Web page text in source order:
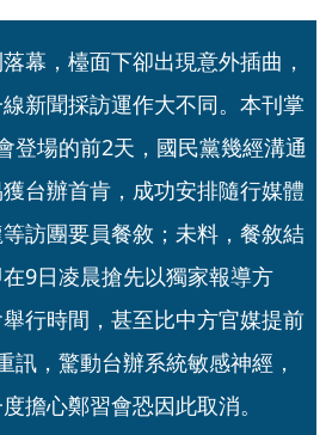
幕，檯面下卻出現意外插曲，
新聞採訪運作大不同。本刊掌
登場的前2天，國民黨幾經溝通
台辦首肯，成功安排隨行媒體
訪團要員餐敘；未料，餐敘結
9日凌晨搶先以獨家報導方
行時間，甚至比中方官媒提前
訊，驚動台辦系統敏感神經，
擔心鄭習會恐因此取消。